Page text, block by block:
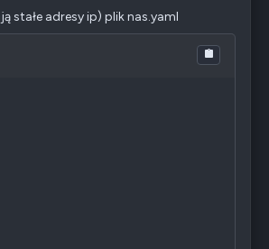
stałe adresy ip) plik nas.yaml